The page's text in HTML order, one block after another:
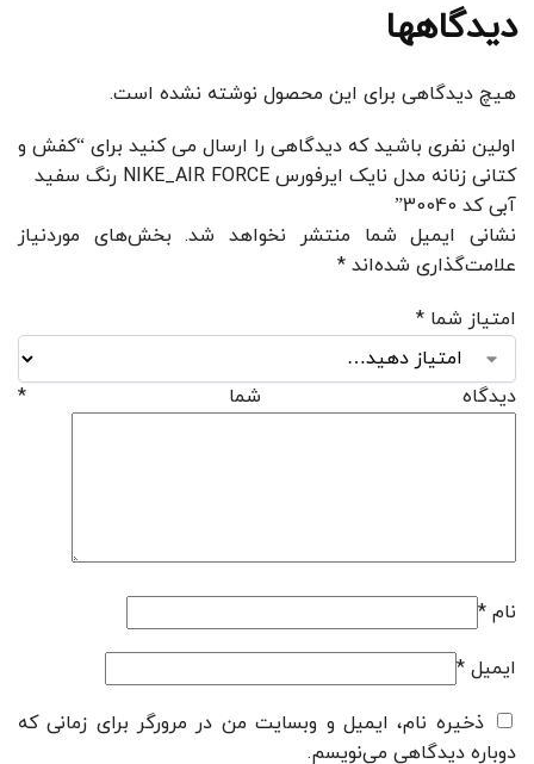
دیدگاهها
هیچ دیدگاهی برای این محصول نوشته نشده است.
اولین نفری باشید که دیدگاهی را ارسال می کنید برای “کفش و
کتانی زنانه مدل نایک ایرفورس NIKE_AIR FORCE رنگ سفید
آبی کد 30040”
نشانی ایمیل شما منتشر نخواهد شد. بخش‌های موردنیاز
علامت‌گذاری شده‌اند *
امتیاز شما *
دیدگاه شما *
نام *
ایمیل *
ذخیره نام، ایمیل و وبسایت من در مرورگر برای زمانی که
دوباره دیدگاهی می‌نویسم.